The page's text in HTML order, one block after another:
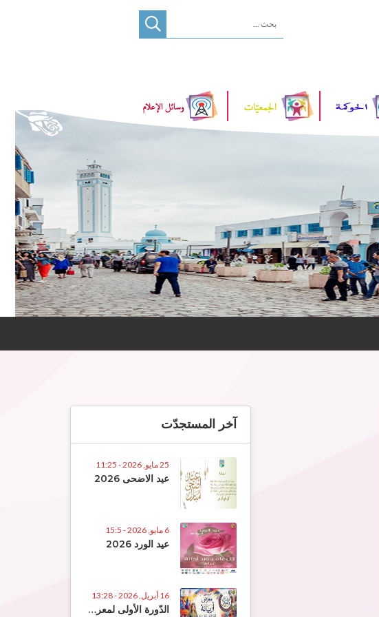
آخر المستجدّت
25 مايو, 2026 - 11:25
عيد الاضحى 2026
6 مايو, 2026 - 15:5
عيد الورد 2026
16 أبريل, 2026 - 13:28
الدّورة الأولى لمعرض الصّناعات التّقلييديّة